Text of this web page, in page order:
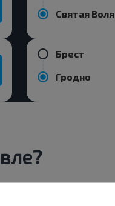
Святая Воля
Брест
Гродно